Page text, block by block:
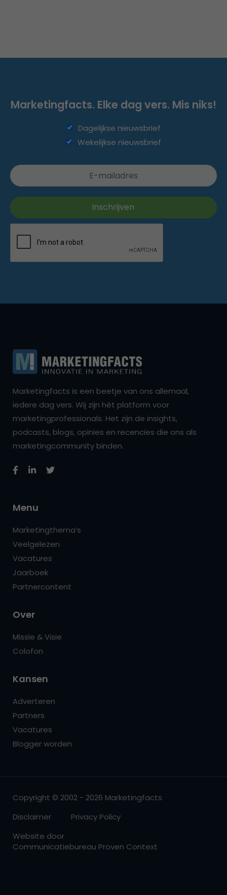
Marketingfacts. Elke dag vers. Mis niks!
Dagelijkse nieuwsbrief
Wekelijkse nieuwsbrief
Marketingfacts is een beetje van ons allemaal,
iedere dag vers. Wij zijn hét platform voor
marketingprofessionals. Het zijn de insights,
podcasts, blogs, opinies en recencies die ons als
marketingcommunity binden.
Menu
Marketingthema’s
Veelgelezen
Vacatures
Jaarboek
Partnercontent
Over
Missie & Visie
Colofon
Kansen
Adverteren
Partners
Vacatures
Blogger worden
Copyright © 2002 - 2026 Marketingfacts
Disclaimer
Privacy Policy
Website door
Communicatiebureau Proven Context